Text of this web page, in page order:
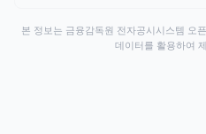
본 정보는 금융감독원 전자공시시스템 오
데이터를 활용하여